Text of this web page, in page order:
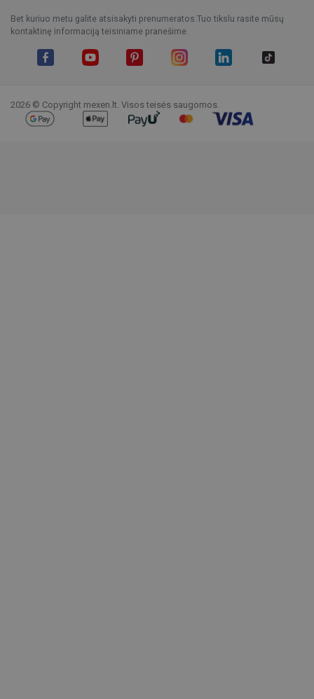
Bet kuriuo metu galite atsisakyti prenumeratos.Tuo tikslu rasite mūsų
kontaktinę informaciją teisiniame pranešime.
2026 © Copyright mexen.lt. Visos teisės saugomos.